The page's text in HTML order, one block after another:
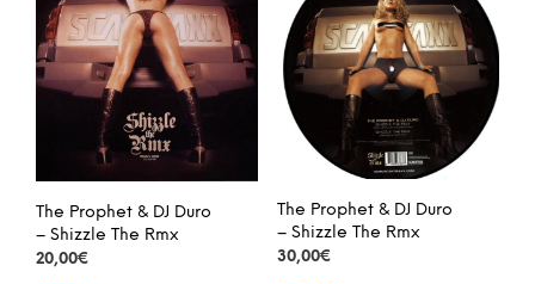
The Prophet & DJ Duro
– Shizzle The Rmx
20,00€
The Prophet & DJ Duro
– Shizzle The Rmx
30,00€